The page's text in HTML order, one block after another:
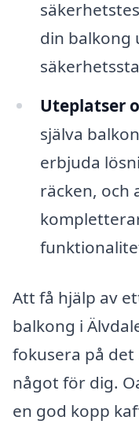
din balkong
Uteplatser
själva
erbjuda
räcken, och
Att få hjälp av
balkong i
fokusera på
något för dig.
en god kopp